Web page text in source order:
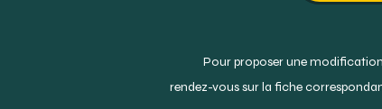
Pour proposer une
rendez-vous sur la fiche